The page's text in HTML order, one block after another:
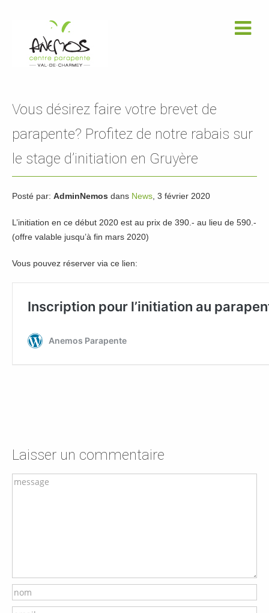
Vous désirez faire votre brevet de
parapente? Profitez de notre rabais sur
le stage d’initiation en Gruyère
Posté par: AdminNemos dans News , 3 février 2020
L’initiation en ce début 2020 est au prix de 390.- au lieu de 590.-
(offre valable jusqu’à fin mars 2020)
Vous pouvez réserver via ce lien:
Laisser un commentaire